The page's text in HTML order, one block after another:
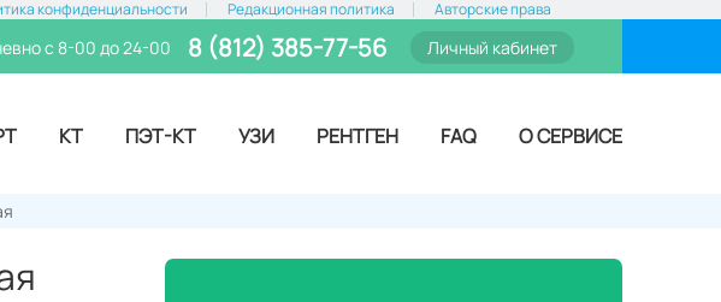
конфиденциальности Редакционная политика Авторские права
с 8-00 до 24-00 8 (812) 385-77-56 Личный кабинет
КТ ПЭТ-КТ УЗИ РЕНТГЕН FAQ О СЕРВИСЕ